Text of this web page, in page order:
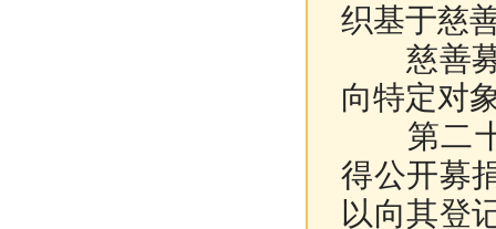
织基于慈
慈善募
向特定对
第二十
得公开募
以向其登